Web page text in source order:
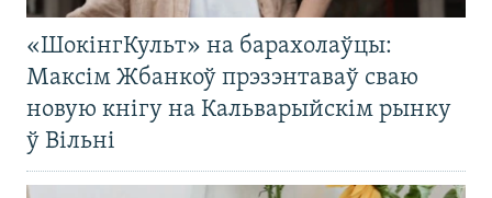
«ШокінгКульт» на барахолаўцы:
Максім Жбанкоў прэзэнтаваў сваю
новую кнігу на Кальварыйскім рынку
ў Вільні